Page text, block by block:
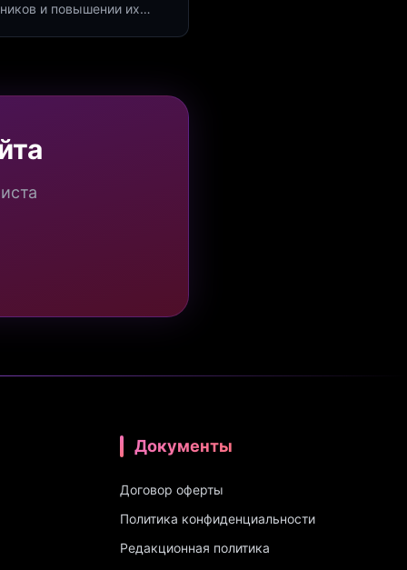
и повышении их
Документы
Договор оферты
Политика конфиденциальности
Редакционная политика